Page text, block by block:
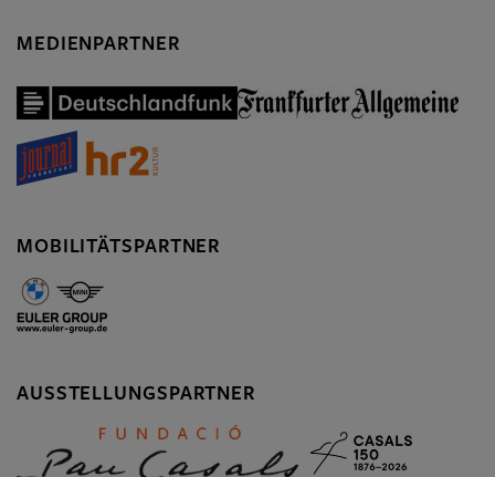
MEDIENPARTNER
MOBILITÄTSPARTNER
AUSSTELLUNGSPARTNER